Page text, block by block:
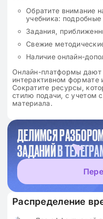
Обратите внимание
учебника: подробные
Задания,
Свежие
Наличие онлайн-
Онлайн-платформы дают
интерактивном формате
Сократите ресурсы,
стилю подачи, с учетом
материала.
ДЕЛИМСЯ
ЗАДАНИЙВ
Распределение